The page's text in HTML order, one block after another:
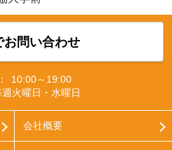
お問い合わせ
10:00～19:00
週火曜日・水曜日
会社概要